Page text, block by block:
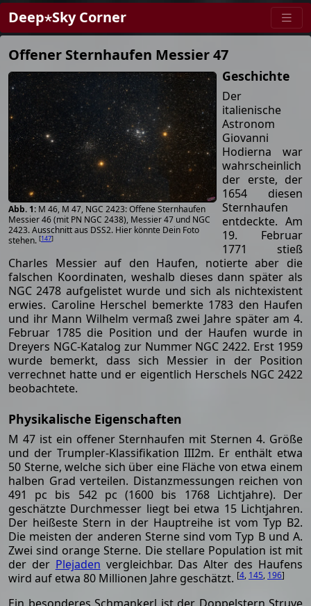
Deep⋆Sky Corner
Offener Sternhaufen Messier 47
M 46, M 47, NGC 2423: Offene Sternhaufen
Messier 46 (mit PN NGC 2438), Messier 47 und NGC
2423. Ausschnitt aus DSS2. Hier könnte Dein Foto
stehen. [147]
Geschichte
Der
italienische
Astronom
Giovanni
Hodierna war
wahrscheinlich
der erste, der
1654 diesen
Sternhaufen
entdeckte. Am
19. Februar
1771 stieß
Charles Messier auf den Haufen, notierte aber die
falschen Koordinaten, weshalb dieses dann später als
NGC 2478 aufgelistet wurde und sich als nichtexistent
erwies. Caroline Herschel bemerkte 1783 den Haufen
und ihr Mann Wilhelm vermaß zwei Jahre später am 4.
Februar 1785 die Position und der Haufen wurde in
Dreyers NGC-Katalog zur Nummer NGC 2422. Erst 1959
wurde bemerkt, dass sich Messier in der Position
verrechnet hatte und er eigentlich Herschels NGC 2422
beobachtete.
Physikalische Eigenschaften
M 47 ist ein offener Sternhaufen mit Sternen 4. Größe
und der Trumpler-Klassifikation III2m. Er enthält etwa
50 Sterne, welche sich über eine Fläche von etwa einem
halben Grad verteilen. Distanzmessungen reichen von
491 pc bis 542 pc (1600 bis 1768 Lichtjahre). Der
geschätzte Durchmesser liegt bei etwa 15 Lichtjahren.
Der heißeste Stern in der Hauptreihe ist vom Typ B2.
Die meisten der anderen Sterne sind vom Typ B und A.
Zwei sind orange Sterne. Die stellare Population ist mit
der der Plejaden vergleichbar. Das Alter des Haufens
wird auf etwa 80 Millionen Jahre geschätzt. [4, 145, 196]